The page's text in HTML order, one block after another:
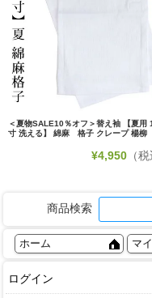
＜夏物SALE10％オフ＞替え袖 【夏用
寸 洗える】 綿麻 格子 クレープ 楊
¥4,950 （
商品検索
ホーム マ
ログイン